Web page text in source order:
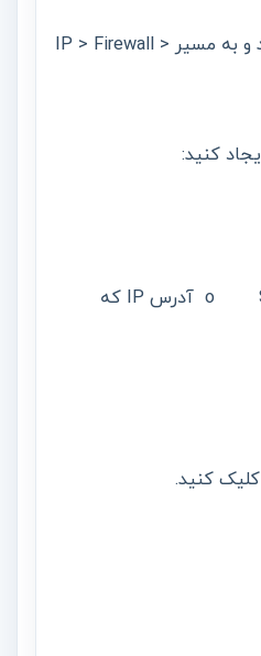
1. وارد Winbox شوید و به مسیر IP > Firewall >
o Src. Address: 192.168.1.10 آدرس IP که